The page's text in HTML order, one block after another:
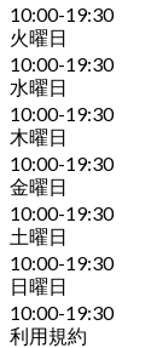
10:00-19:30
火曜日
10:00-19:30
水曜日
10:00-19:30
木曜日
10:00-19:30
金曜日
10:00-19:30
土曜日
10:00-19:30
日曜日
10:00-19:30
利用規約